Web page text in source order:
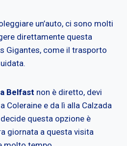
un’auto, ci sono molti
direttamente questa
Gigantes, come il trasporto
Belfast non è diretto, devi
Coleraine e da lì alla Calzada
questa opzione è
giornata a questa visita